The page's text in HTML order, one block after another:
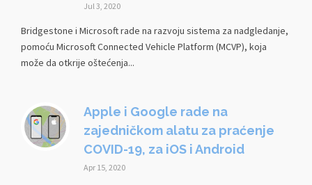
Jul 3, 2020
Bridgestone i Microsoft rade na razvoju sistema za nadgledanje,
pomoću Microsoft Connected Vehicle Platform (MCVP), koja
može da otkrije oštećenja...
Apple i Google rade na
zajedničkom alatu za praćenje
COVID-19, za iOS i Android
Apr 15, 2020